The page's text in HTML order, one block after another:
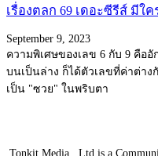
เรื่องตลก 69 เดอะซีรีส์ มีใ
September 9, 2023
ความพิเศษของเลข 6 กับ 9 คือ
บนเป็นล่าง ก็ได้ตัวเลขที่ค่าต่า
เป็น "ซวย" ในพริบตา
Tonkit Media., Ltd is a